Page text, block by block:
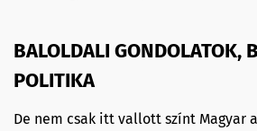
BALOLDALI GONDOLATOK,
POLITIKA
De nem csak itt vallott színt